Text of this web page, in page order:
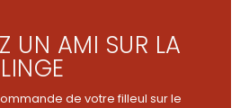
UN AMI SUR LA
de votre filleul sur le